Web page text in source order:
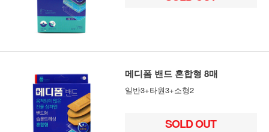
메디폼 밴드 혼합형 8매
일반3+타원3+소형2
SOLD OUT